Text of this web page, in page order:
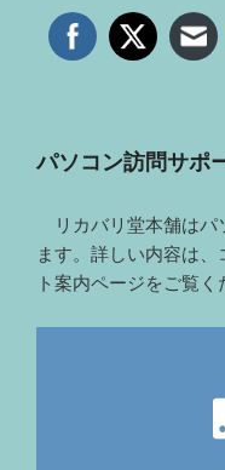
パソコン訪問サポ
リカバリ堂本舗はパ
ます。詳しい内容は
ト案内ページをご覧く